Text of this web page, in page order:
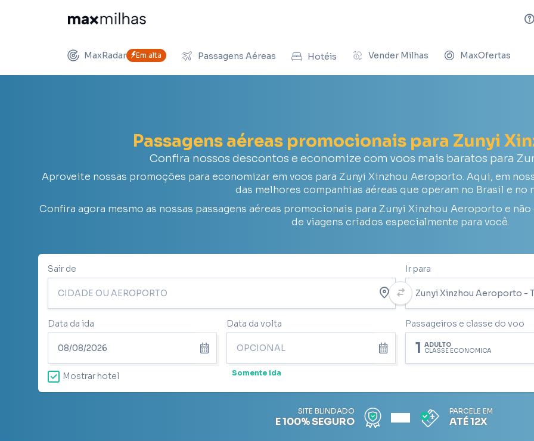
MaxRadar Em alta Passagens Aéreas Hotéis Vender Milhas MaxOfertas
Passagens aéreas promocionais para Zunyi
Confira nossos descontos e economize com voos mais baratos para
Aproveite nossas promoções para economizar em voos para Zunyi Xinzhou Aeroporto. Aqui, em
das melhores companhias aéreas que operam no Brasil e no
Confira agora mesmo as nossas passagens aéreas promocionais para Zunyi Xinzhou Aeroporto e
de viagens criados especialmente para você.
Sair de Ir para
Data da ida Data da volta
Somente ida
Mostrar hotel
Passageiros e classe do voo
1 ADULTO
CLASSE ECONÔMICA
SITE BLINDADO
E 100% SEGURO
PARCELE EM
ATÉ 12X